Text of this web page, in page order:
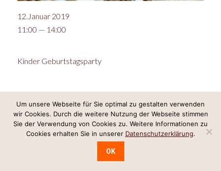
Kinder Geburtstagsparty
12.Januar 2019
11:00 — 14:00
Internetkonzept & Umsetzung:LeineGlück Online-Marketing,Webdesign
Hannover
Impressum/Datenschutz
Um unsere Webseite für Sie optimal zu gestalten verwenden
wir Cookies. Durch die weitere Nutzung der Webseite stimmen
Sie der Verwendung von Cookies zu. Weitere Informationen zu
Cookies erhalten Sie in unserer Datenschutzerklärung.
OK